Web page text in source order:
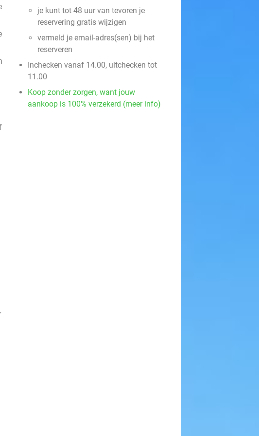
je kunt tot 48 uur van tevoren je
reservering gratis wijzigen
vermeld je email-adres(sen) bij het
reserveren
Inchecken vanaf 14.00, uitchecken tot
11.00
Koop zonder zorgen, want jouw
aankoop is 100% verzekerd (meer info)